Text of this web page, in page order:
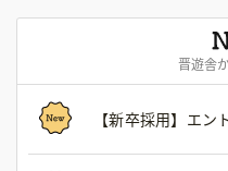
晋遊舎
【新卒採用】エ